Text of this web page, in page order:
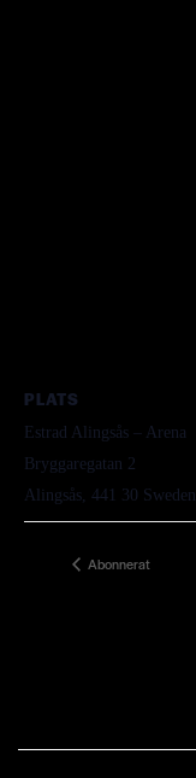
PLATS
Estrad Alingsås – Arena
Bryggaregatan 2
Alingsås, 441 30 Sweden
Abonnerat